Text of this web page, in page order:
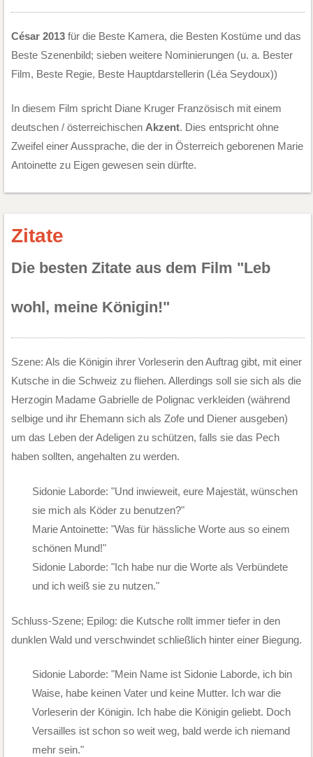
César 2013für die Beste Kamera, die Besten Kostüme und das
Beste Szenenbild; sieben weitere Nominierungen (u. a. Bester
Film, Beste Regie, Beste Hauptdarstellerin (Léa Seydoux))
In diesem Film spricht Diane Kruger Französisch mit einem
deutschen / österreichischen Akzent. Dies entspricht ohne
Zweifel einer Aussprache, die der in Österreich geborenen Marie
Antoinette zu Eigen gewesen sein dürfte.
Zitate
Die besten Zitate aus dem Film "Leb
wohl, meine Königin!"
Szene: Als die Königin ihrer Vorleserin den Auftrag gibt, mit einer
Kutsche in die Schweiz zu fliehen. Allerdings soll sie sich als die
Herzogin Madame Gabrielle de Polignac verkleiden (während
selbige und ihr Ehemann sich als Zofe und Diener ausgeben)
um das Leben der Adeligen zu schützen, falls sie das Pech
haben sollten, angehalten zu werden.
Sidonie Laborde: "Und inwieweit, eure Majestät, wünschen
sie mich als Köder zu benutzen?"
Marie Antoinette: "Was für hässliche Worte aus so einem
schönen Mund!"
Sidonie Laborde: "Ich habe nur die Worte als Verbündete
und ich weiß sie zu nutzen."
Schluss-Szene; Epilog: die Kutsche rollt immer tiefer in den
dunklen Wald und verschwindet schließlich hinter einer Biegung.
Sidonie Laborde: "Mein Name ist Sidonie Laborde, ich bin
Waise, habe keinen Vater und keine Mutter. Ich war die
Vorleserin der Königin. Ich habe die Königin geliebt. Doch
Versailles ist schon so weit weg, bald werde ich niemand
mehr sein."